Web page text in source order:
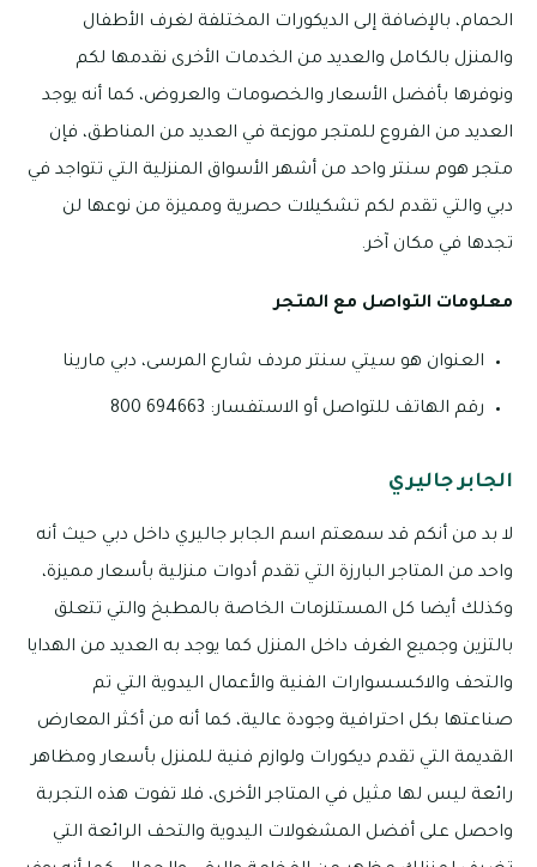
الحمام، بالإضافة إلى الديكورات المختلفة لغرف الأطفال
والمنزل بالكامل والعديد من الخدمات الأخرى نقدمها لكم
ونوفرها بأفضل الأسعار والخصومات والعروض، كما أنه يوجد
العديد من الفروع للمتجر موزعة في العديد من المناطق، فإن
متجر هوم سنتر واحد من أشهر الأسواق المنزلية التي تتواجد في
دبي والتي تقدم لكم تشكيلات حصرية ومميزة من نوعها لن
تجدها في مكان آخر.
معلومات التواصل مع المتجر
العنوان هو سيتي سنتر مردف شارع المرسى، دبي مارينا
رقم الهاتف للتواصل أو الاستفسار: 694663 800
الجابر جاليري
لا بد من أنكم قد سمعتم اسم الجابر جاليري داخل دبي حيث أنه
واحد من المتاجر البارزة التي تقدم أدوات منزلية بأسعار مميزة،
وكذلك أيضا كل المستلزمات الخاصة بالمطبخ والتي تتعلق
بالتزين وجميع الغرف داخل المنزل كما يوجد به العديد من الهدايا
والتحف والاكسسوارات الفنية والأعمال اليدوية التي تم
صناعتها بكل احترافية وجودة عالية، كما أنه من أكثر المعارض
القديمة التي تقدم ديكورات ولوازم فنية للمنزل بأسعار ومظاهر
رائعة ليس لها مثيل في المتاجر الأخرى، فلا تفوت هذه التجربة
واحصل على أفضل المشغولات اليدوية والتحف الرائعة التي